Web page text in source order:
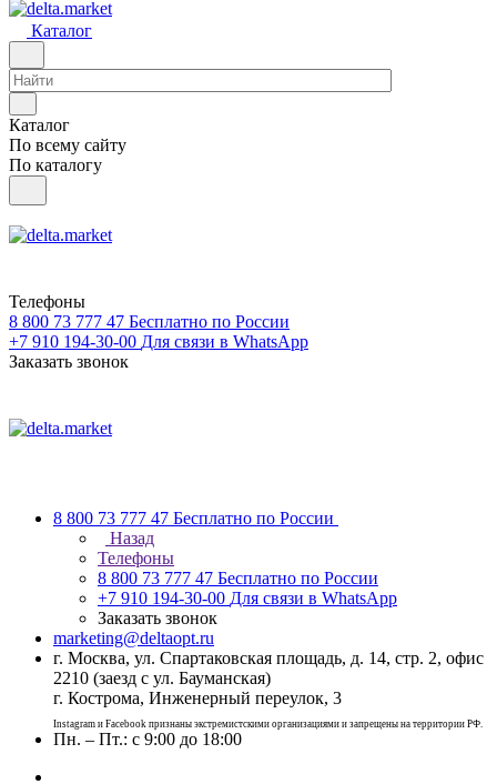
Каталог
Каталог
По всему сайту
По каталогу
Телефоны
8 800 73 777 47 Бесплатно по России
+7 910 194-30-00 Для связи в WhatsApp
Заказать звонок
8 800 73 777 47 Бесплатно по России
Назад
Телефоны
8 800 73 777 47 Бесплатно по России
+7 910 194-30-00 Для связи в WhatsApp
Заказать звонок
marketing@deltaopt.ru
г. Москва, ул. Спартаковская площадь, д. 14, стр. 2, офис
2210 (заезд с ул. Бауманская)
г. Кострома, Инженерный переулок, 3
Instagram и Facebook признаны экстремистскими организациями и запрещены на территории РФ.
Пн. – Пт.: с 9:00 до 18:00